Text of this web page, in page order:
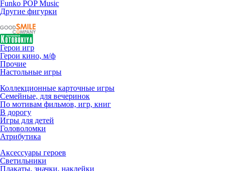
Funko POP Music
Другие фигурки
Герои игр
Герои кино, м/ф
Прочие
Настольные игры
Коллекционные карточные игры
Семейные, для вечеринок
По мотивам фильмов, игр, книг
В дорогу
Игры для детей
Головоломки
Атрибутика
Аксессуары героев
Светильники
Плакаты, значки, наклейки